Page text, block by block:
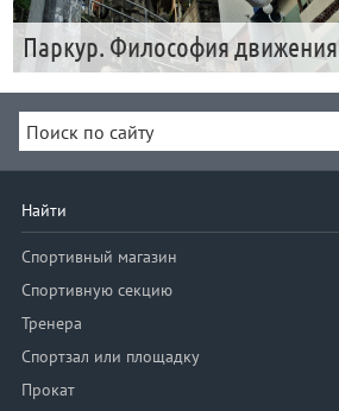
Паркур. Философия движения
Найти
Спортивный магазин
Спортивную секцию
Тренера
Спортзал или площадку
Прокат